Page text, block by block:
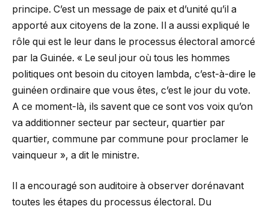
principe. C’est un message de paix et d’unité qu’il a
apporté aux citoyens de la zone. Il a aussi expliqué le
rôle qui est le leur dans le processus électoral amorcé
par la Guinée. « Le seul jour où tous les hommes
politiques ont besoin du citoyen lambda, c’est-à-dire le
guinéen ordinaire que vous êtes, c’est le jour du vote.
A ce moment-là, ils savent que ce sont vos voix qu’on
va additionner secteur par secteur, quartier par
quartier, commune par commune pour proclamer le
vainqueur », a dit le ministre.
Il a encouragé son auditoire à observer dorénavant
toutes les étapes du processus électoral. Du